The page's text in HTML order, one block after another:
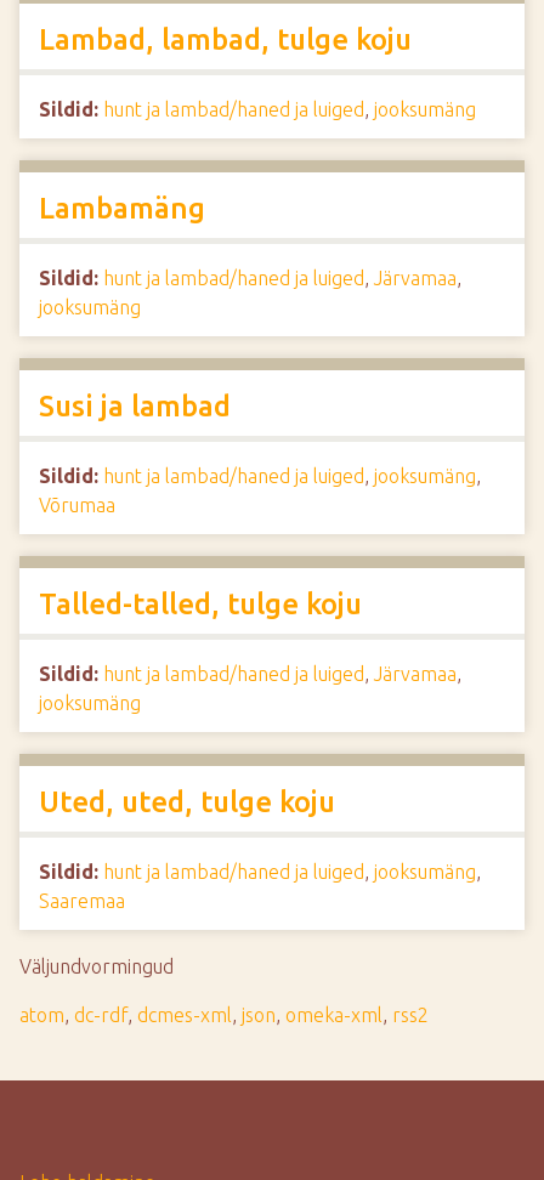
Lambad, lambad, tulge koju
Sildid: hunt ja lambad/haned ja luiged, jooksumäng
Lambamäng
Sildid: hunt ja lambad/haned ja luiged, Järvamaa,
jooksumäng
Susi ja lambad
Sildid: hunt ja lambad/haned ja luiged, jooksumäng,
Võrumaa
Talled-talled, tulge koju
Sildid: hunt ja lambad/haned ja luiged, Järvamaa,
jooksumäng
Uted, uted, tulge koju
Sildid: hunt ja lambad/haned ja luiged, jooksumäng,
Saaremaa
Väljundvormingud
atom, dc-rdf, dcmes-xml, json, omeka-xml, rss2